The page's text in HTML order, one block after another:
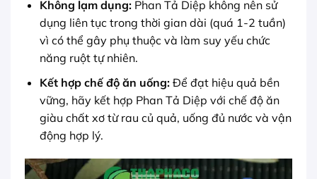
Không lạm dụng:Phan Tả Diệp không nên sử
dụng liên tục trong thời gian dài (quá 1-2 tuần)
vì có thể gây phụ thuộc và làm suy yếu chức
năng ruột tự nhiên.
Kết hợp chế độ ăn uống:Để đạt hiệu quả bền
vững, hãy kết hợp Phan Tả Diệp với chế độ ăn
giàu chất xơ từ rau củ quả, uống đủ nước và vận
động hợp lý.